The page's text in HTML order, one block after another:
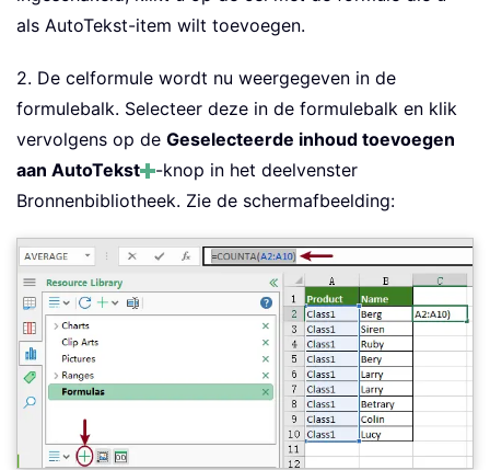
als AutoTekst-item wilt toevoegen.
2. De celformule wordt nu weergegeven in de
formulebalk. Selecteer deze in de formulebalk en klik
vervolgens op de Geselecteerde inhoud toevoegen
aan AutoTekst
-knop in het deelvenster
Bronnenbibliotheek. Zie de schermafbeelding: